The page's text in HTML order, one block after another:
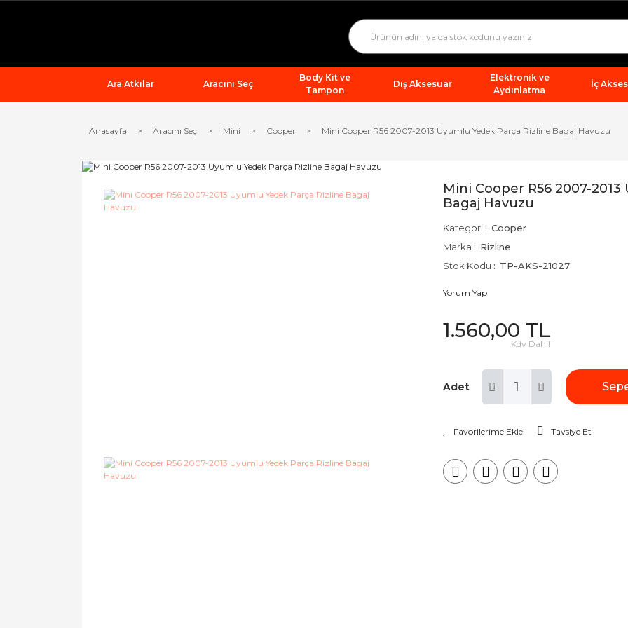
Ara Atkılar Aracını Seç
Body Kit ve
Tampon
Dış Aksesuar
Elektronik ve
Aydınlatma
İç
Anasayfa Aracını Seç Mini Cooper Mini Cooper R56 2007-2013 Uyumlu Yedek Parça Rizline Bagaj Havuzu
Mini Cooper R56 2007-
Bagaj Havuzu
Kategori
Cooper
Marka
Rizline
Stok Kodu
TP-AKS-21027
Yorum Yap
1.560,00 TL
Kdv Dahil
Adet
Tavsiye Et